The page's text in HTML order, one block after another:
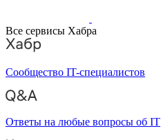
Все сервисы Хабра
Сообщество IT-специалистов
Ответы на любые вопросы об IT